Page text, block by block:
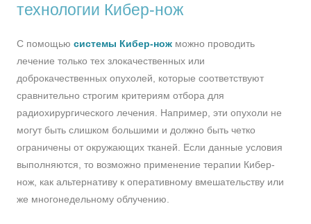
технологии Кибер-нож
С помощью системы Кибер-нож можно проводить
лечение только тех злокачественных или
доброкачественных опухолей, которые соответствуют
сравнительно строгим критериям отбора для
радиохирургического лечения. Например, эти опухоли не
могут быть слишком большими и должно быть четко
ограничены от окружающих тканей. Если данные условия
выполняются, то возможно применение терапии Кибер-
нож, как альтернативу к оперативному вмешательству или
же многонедельному облучению.